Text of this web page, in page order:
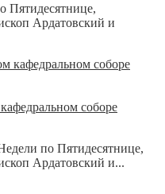
Пятидесятнице,
Ардатовский и
соборе
по Пятидесятнице,
Ардатовский и...